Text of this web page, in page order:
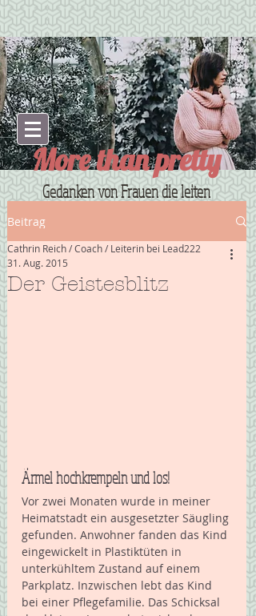
More than pretty
Gedanken von Frauen die leiten
Beitrag
Der Geistesblitz
Cathrin Reich / Coach / Leiterin bei Lead222
31. Aug. 2015
Ärmel hochkrempeln und los!
Vor zwei Monaten wurde in meiner
Heimatstadt ein ausgesetzter Säugling
gefunden. Anwohner fanden das Kind
eingewickelt in Plastiktüten in
unterkühltem Zustand auf einem
Parkplatz. Inzwischen lebt das Kind
bei einer Pflegefamilie. Das Schicksal